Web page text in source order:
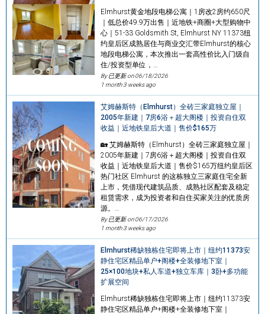
Elmhurst黄金地段电梯公寓｜1房改2房约650尺
｜低总价49.9万出售｜近地铁+商圈+大型购物中
心｜51-33 Goldsmith St, Elmhurst NY 11373纽
约皇后区成熟居住与商业交汇带Elmhurst的核心
地段电梯公寓，本次推出一套高性价比入门级自
住/投资型单位，…
By 已更新 on06/18/2026
1 month 3 weeks ago
艾姆赫斯特（Elmhurst）全砖三家庭独立屋｜
2005年新建｜7房6浴＋超大阁楼｜投资自住双
收益｜近地铁皇后大道｜售价$165万
🏡 艾姆赫斯特（Elmhurst）全砖三家庭独立屋｜
2005年新建｜7房6浴＋超大阁楼｜投资自住双
收益｜近地铁皇后大道｜售价$165万纽约皇后区
热门社区 Elmhurst 的这栋独立三家庭住宅全新
上市，凭借现代建筑品质、成熟社区配套及稳定
租赁需求，成为投资者和自住买家关注的优质房
源。…
By 已更新 on06/17/2026
1 month 3 weeks ago
Elmhurst稀缺独栋住宅即将上市｜纽约11373安
静住宅区精品单户+阁楼+全装修地下室｜
25×100地块+私人车道+独立车库｜3卧+多功能
扩展空间
Elmhurst稀缺独栋住宅即将上市｜纽约11373安
静住宅区精品单户+阁楼+全装修地下室｜